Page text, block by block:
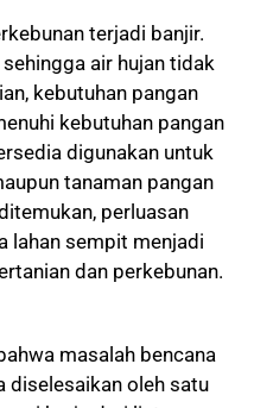
terjadi banjir.
air hujan tidak
kebutuhan pangan
kebutuhan pangan
digunakan untuk
tanaman pangan
perluasan
lahan sempit menjadi
dan perkebunan.
masalah bencana
diselesaikan oleh satu